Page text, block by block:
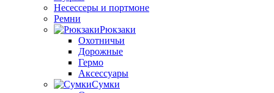
Несессеры и портмоне
Ремни
Рюкзаки
Охотничьи
Дорожные
Гермо
Аксессуары
Сумки